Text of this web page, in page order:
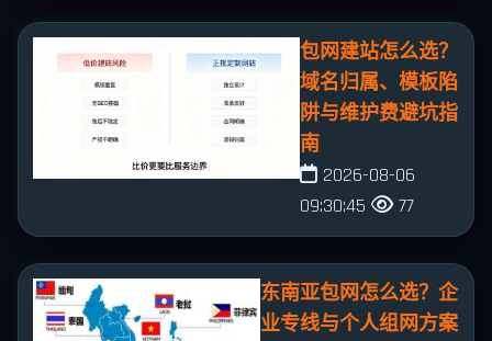
包网建站怎么选？
域名归属、模板陷
阱与维护费避坑指
南
2026-08-06
09:30:45
77
东南亚包网怎么选？企
业专线与个人组网方案